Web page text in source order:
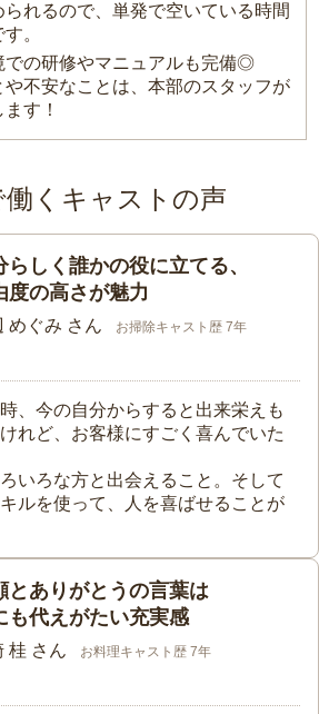
れるので、単発で空いている時間
。
での研修やマニュアルも完備◎
不安なことは、本部のスタッフが
す！
働くキャストの声
らしく誰かの役に立てる、
度の高さが魅力
めぐみ さん お掃除キャスト歴 7年
、今の自分からすると出来栄えも
れど、お客様にすごく喜んでいた
いろな方と出会えること。そして
ルを使って、人を喜ばせることが
とありがとうの言葉は
も代えがたい充実感
桂 さん お料理キャスト歴 7年